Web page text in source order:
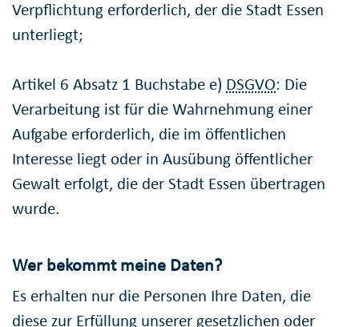
Verpflichtung erforderlich, der die Stadt Essen
unterliegt;
Artikel 6 Absatz 1 Buchstabe e) DSGVO: Die
Verarbeitung ist für die Wahrnehmung einer
Aufgabe erforderlich, die im öffentlichen
Interesse liegt oder in Ausübung öffentlicher
Gewalt erfolgt, die der Stadt Essen übertragen
wurde.
Wer bekommt meine Daten?
Es erhalten nur die Personen Ihre Daten, die
diese zur Erfüllung unserer gesetzlichen oder